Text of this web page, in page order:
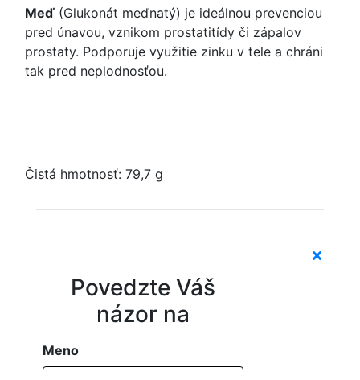
Meď (Glukonát meďnatý) je ideálnou prevenciou
pred únavou, vznikom prostatitídy či zápalov
prostaty. Podporuje využitie zinku v tele a chráni
tak pred neplodnosťou.
Čistá hmotnosť: 79,7 g
Povedzte Váš
názor na
Meno